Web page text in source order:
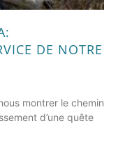
DE NOTRE
montrer le chemin
d’une quête